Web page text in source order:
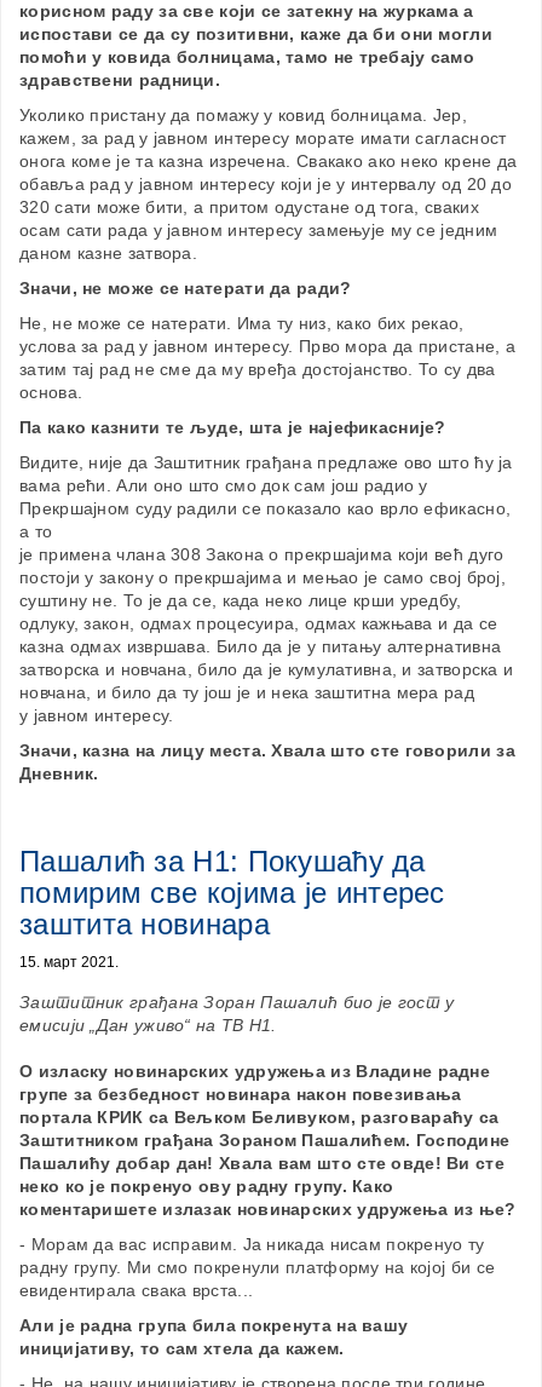
корисном раду за све који се затекну на журкама а
испостави се да су позитивни, каже да би они могли
помоћи у ковида болницама, тамо не требају само
здравствени радници.
Уколико пристану да помажу у ковид болницама. Јер,
кажем, за рад у јавном интересу морате имати сагласност
онога коме је та казна изречена. Свакако ако неко крене да
обавља рад у јавном интересу који је у интервалу од 20 до
320 сати може бити, а притом одустане од тога, сваких
осам сати рада у јавном интересу замењује му се једним
даном казне затвора.
Значи, не може се натерати да ради?
Не, не може се натерати. Има ту низ, како бих рекао,
услова за рад у јавном интересу. Прво мора да пристане, а
затим тај рад не сме да му вређа достојанство. То су два
основа.
Па како казнити те људе, шта је најефикасније?
Видите, није да Заштитник грађана предлаже ово што ћу ја
вама рећи. Али оно што смо док сам још радио у
Прекршајном суду радили се показало као врло ефикасно,
а то
је примена члана 308 Закона о прекршајима који већ дуго
постоји у закону о прекршајима и мењао је само свој број,
суштину не. То је да се, када неко лице крши уредбу,
одлуку, закон, одмах процесуира, одмах кажњава и да се
казна одмах извршава. Било да је у питању алтернативна
затворска и новчана, било да је кумулативна, и затворска и
новчана, и било да ту још је и нека заштитна мера рад
у јавном интересу.
Значи, казна на лицу места. Хвала што сте говорили за
Дневник.
Пашалић за Н1: Покушаћу да
помирим све којима је интерес
заштита новинара
15. март 2021.
Заштитник грађана Зоран Пашалић био је гост у
емисији „Дан уживо“ на ТВ Н1.
О изласку новинарских удружења из Владине радне
групе за безбедност новинара након повезивања
портала КРИК са Вељком Беливуком, разговараћу са
Заштитником грађана Зораном Пашалићем. Господине
Пашалићу добар дан! Хвала вам што сте овде! Ви сте
неко ко је покренуо ову радну групу. Како
коментаришете излазак новинарских удружења из ње?
- Морам да вас исправим. Ја никада нисам покренуо ту
радну групу. Ми смо покренули платформу на којој би се
евидентирала свака врста...
Али је радна група била покренута на вашу
иницијативу, то сам хтела да кажем.